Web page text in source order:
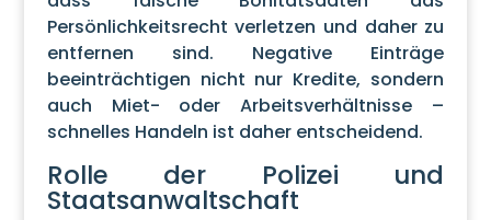
Persönlichkeitsrecht verletzen und daher zu
entfernen sind. Negative Einträge
beeinträchtigen nicht nur Kredite, sondern
auch Miet- oder Arbeitsverhältnisse –
schnelles Handeln ist daher entscheidend.
Rolle der Polizei und
Staatsanwaltschaft